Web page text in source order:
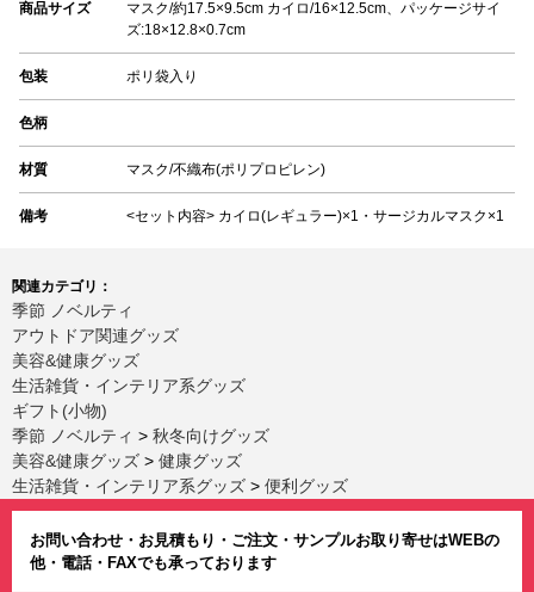
商品サイズ
マスク/約17.5×9.5cm カイロ/16×12.5cm、パッケージサイ
ズ:18×12.8×0.7cm
包装 ポリ袋入り
色柄
材質 マスク/不織布(ポリプロピレン)
備考 <セット内容> カイロ(レギュラー)×1・サージカルマスク×1
関連カテゴリ：
季節 ノベルティ
アウトドア関連グッズ
美容&健康グッズ
生活雑貨・インテリア系グッズ
ギフト(小物)
季節 ノベルティ > 秋冬向けグッズ
美容&健康グッズ > 健康グッズ
生活雑貨・インテリア系グッズ > 便利グッズ
お問い合わせ・お見積もり・ご注文・サンプルお取り寄せはWEBの
他・電話・FAXでも承っております